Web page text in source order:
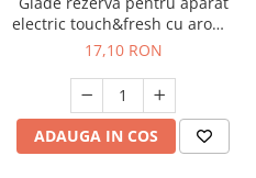
electric touch&fresh cu aromă
de lavanda, 10 g
17,10 RON
ADAUGA IN COS